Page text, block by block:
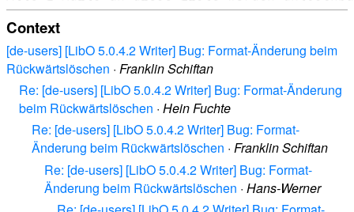
Context
[de-users] [LibO 5.0.4.2 Writer] Bug: Format-Änderung beim
Rückwärtslöschen · Franklin Schiftan
Re: [de-users] [LibO 5.0.4.2 Writer] Bug: Format-Änderung
beim Rückwärtslöschen · Hein Fuchte
Re: [de-users] [LibO 5.0.4.2 Writer] Bug: Format-
Änderung beim Rückwärtslöschen · Franklin Schiftan
Re: [de-users] [LibO 5.0.4.2 Writer] Bug: Format-
Änderung beim Rückwärtslöschen · Hans-Werner